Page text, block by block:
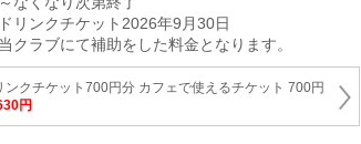
リンクチケット2026年9月30日
クラブにて補助をした料金となります。
ンクチケット700円分 カフェで使えるチケット 700円
円